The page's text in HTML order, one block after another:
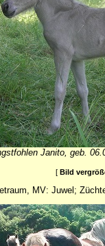
Janito, geb.
[ Bild
MV: Juwel;